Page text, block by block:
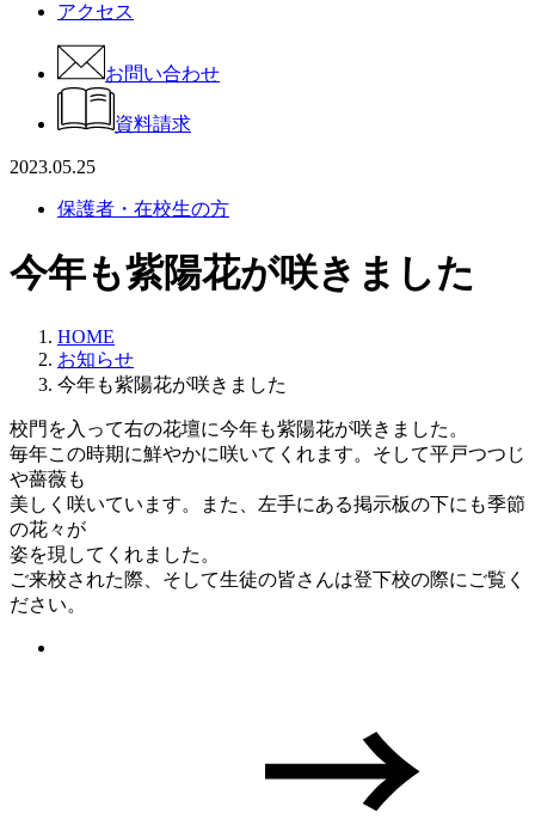
アクセス
お問い合わせ
資料請求
2023.05.25
保護者・在校生の方
今年も紫陽花が咲きました
HOME
お知らせ
今年も紫陽花が咲きました
校門を入って右の花壇に今年も紫陽花が咲きました。
毎年この時期に鮮やかに咲いてくれます。そして平戸つつじ
や薔薇も
美しく咲いています。また、左手にある掲示板の下にも季節
の花々が
姿を現してくれました。
ご来校された際、そして生徒の皆さんは登下校の際にご覧く
ださい。